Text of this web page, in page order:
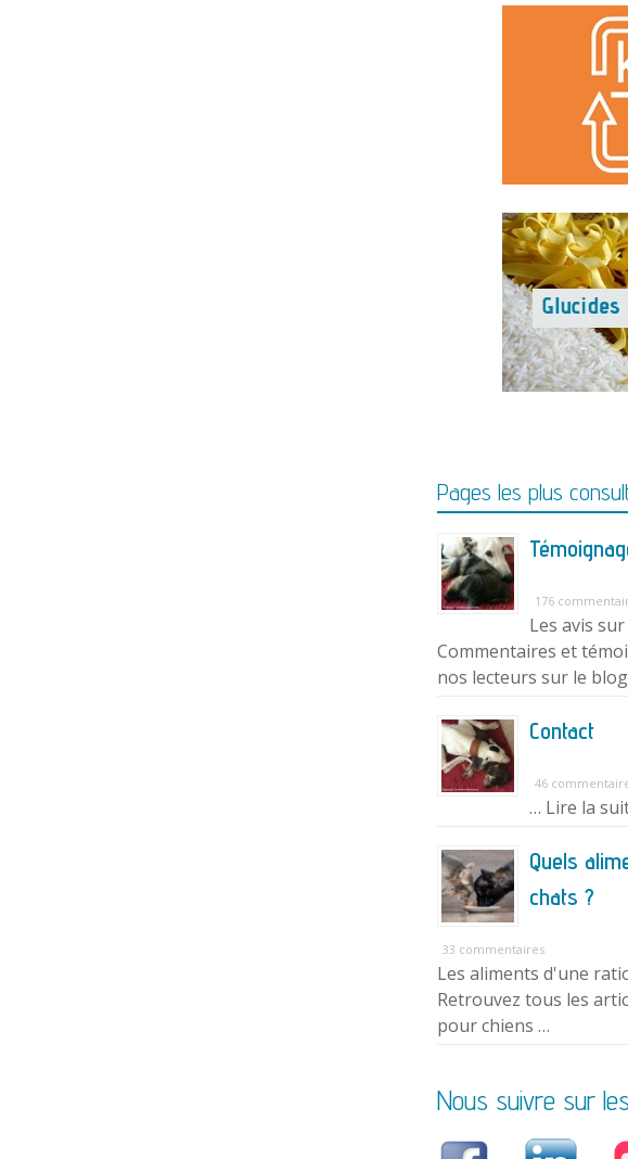
Pages les plus
176
Les avis
Commentaires et
nos lecteurs sur le
Contact
46
… Lire la
Quels
chats ?
33 commentaires
Les aliments d'une
Retrouvez tous les
pour chiens …
Nous suivre sur